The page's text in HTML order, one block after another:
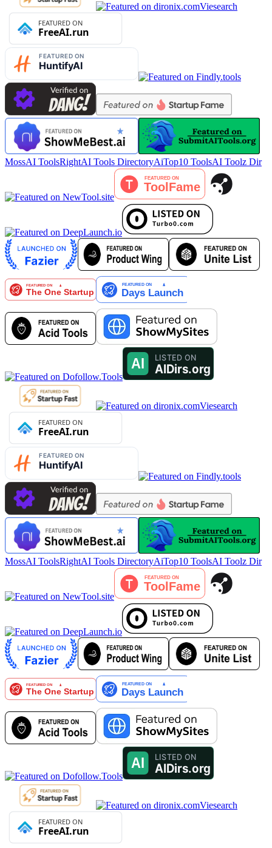
Viesearch
MossAI ToolsRightAI Tools DirectoryAiTop10 ToolsAI Toolz Dir
Viesearch
MossAI ToolsRightAI Tools DirectoryAiTop10 ToolsAI Toolz Dir
Viesearch